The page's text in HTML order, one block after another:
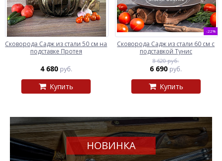
Сковорода Садж из стали 50 см на
подставке Протея
4 680 руб.
Купить
-22%
Сковорода Садж из стали 60 см с
подставкой Тунис
8 620 руб.
6 690 руб.
Купить
НОВИНКА